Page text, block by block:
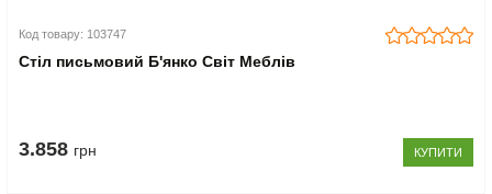
Код товару: 103747
Стіл письмовий Б'янко Світ Меблів
3.858 грн КУПИТИ